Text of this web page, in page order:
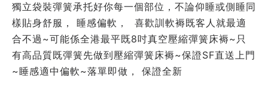
獨立袋裝彈簧承托好你每一個部位，不論仰睡或側睡同
樣貼身舒服， 睡感偏軟，  喜歡訓軟褥既客人就最適
合不過~可能係全港最平既8吋真空壓縮彈簧床褥~只
有高品質既彈簧先做到壓縮彈簧床褥~保證SF直送上門
~睡感適中偏軟~落單即做， 保證全新